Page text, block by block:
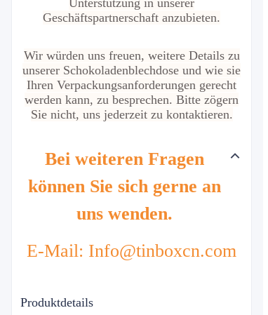
Unterstützung in unserer
Geschäftspartnerschaft anzubieten.
Wir würden uns freuen, weitere Details zu
unserer Schokoladenblechdose und wie sie
Ihren Verpackungsanforderungen gerecht
werden kann, zu besprechen. Bitte zögern
Sie nicht, uns jederzeit zu kontaktieren.
Bei weiteren Fragen
können Sie sich gerne an
uns wenden.
E-Mail: Info@tinboxcn.com
Produktdetails